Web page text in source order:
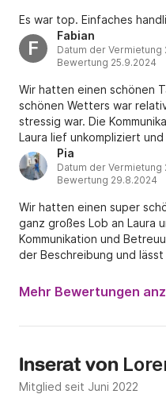
Es war top. Einfaches
F
Fabian
Datum der Vermietung
Bewertung 25.9.2024
Wir hatten einen schönen
schönen Wetters war
stressig war. Die
Laura lief unkompliziert
freundlich und hat uns
mussten wir an der
wir uns gewünscht, dass
übernommen wird, da wir
auskennen und uns das
gekostet hat.
Pia
Datum der
Bewertung 29.8.2024
Wir hatten einen super
ganz großes Lob an Laura
Kommunikation und
der Beschreibung und
konnten die beiden
Einfahrt in den Hafen
Mehr Bewertungen
Inserat von
Mitglied seit Juni 2022